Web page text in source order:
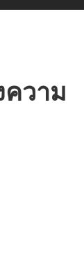
ความ